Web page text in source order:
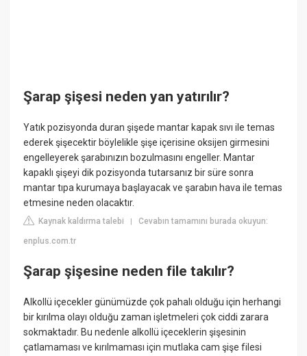
Şarap şişesi neden yan yatırılır?
Yatık pozisyonda duran şişede mantar kapak sıvı ile temas
ederek şişecektir böylelikle şişe içerisine oksijen girmesini
engelleyerek şarabınızın bozulmasını engeller. Mantar
kapaklı şişeyi dik pozisyonda tutarsanız bir süre sonra
mantar tıpa kurumaya başlayacak ve şarabın hava ile temas
etmesine neden olacaktır.
Kaynak kaldırma talebi |Cevabın tamamını burada okuyun:
enplus.com.tr
Şarap şişesine neden file takılır?
Alkollü içecekler günümüzde çok pahalı olduğu için herhangi
bir kırılma olayı olduğu zaman işletmeleri çok ciddi zarara
sokmaktadır. Bu nedenle alkollü içeceklerin şişesinin
çatlamaması ve kırılmaması için mutlaka cam şişe filesi